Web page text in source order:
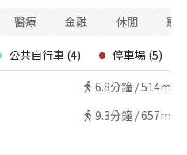
醫療 金融 休閒 寵
公共自行車 (4) 停車場 (5)
6.8分鐘 /514m
9.3分鐘 /657m